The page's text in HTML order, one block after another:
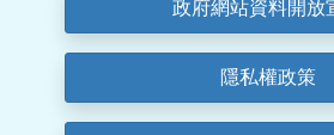
政府網站資料開放
隱私權政策